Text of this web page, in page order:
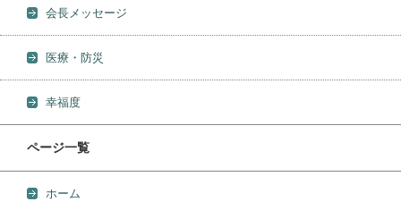
会長メッセージ
医療・防災
幸福度
ページ一覧
ホーム